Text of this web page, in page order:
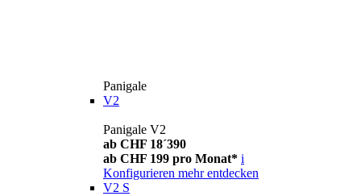
Panigale
V2
Panigale V2
ab CHF 18´390
ab CHF 199 pro Monat* i
Konfigurieren mehr entdecken
V2 S